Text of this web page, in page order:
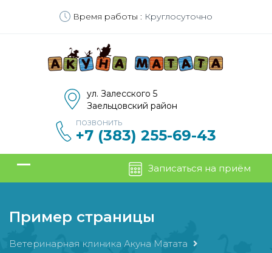
Время работы : Круглосуточно
ул. Залесского 5
Заельцовский район
ПОЗВОНИТЬ
+7 (383) 255-69-43
Записаться на приём
Пример страницы
Ветеринарная клиника Акуна Матата